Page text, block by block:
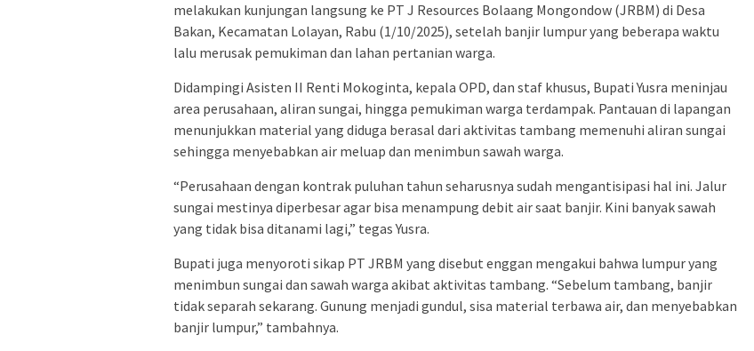
melakukan kunjungan langsung ke PT J Resources Bolaang Mongondow (JRBM) di Desa
Bakan, Kecamatan Lolayan, Rabu (1/10/2025), setelah banjir lumpur yang beberapa waktu
lalu merusak pemukiman dan lahan pertanian warga.
Didampingi Asisten II Renti Mokoginta, kepala OPD, dan staf khusus, Bupati Yusra meninjau
area perusahaan, aliran sungai, hingga pemukiman warga terdampak. Pantauan di lapangan
menunjukkan material yang diduga berasal dari aktivitas tambang memenuhi aliran sungai
sehingga menyebabkan air meluap dan menimbun sawah warga.
“Perusahaan dengan kontrak puluhan tahun seharusnya sudah mengantisipasi hal ini. Jalur
sungai mestinya diperbesar agar bisa menampung debit air saat banjir. Kini banyak sawah
yang tidak bisa ditanami lagi,” tegas Yusra.
Bupati juga menyoroti sikap PT JRBM yang disebut enggan mengakui bahwa lumpur yang
menimbun sungai dan sawah warga akibat aktivitas tambang. “Sebelum tambang, banjir
tidak separah sekarang. Gunung menjadi gundul, sisa material terbawa air, dan menyebabkan
banjir lumpur,” tambahnya.